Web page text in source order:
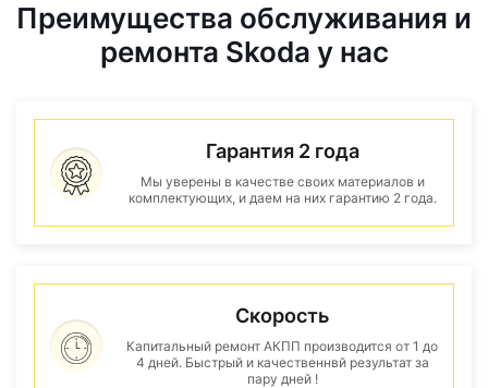
Преимущества обслуживания и
ремонта Skoda у нас
Гарантия 2 года
Мы уверены в качестве своих материалов и
комплектующих, и даем на них гарантию 2 года.
Скорость
Капитальный ремонт АКПП производится от 1 до
4 дней. Быстрый и качественнвй результат за
пару дней !